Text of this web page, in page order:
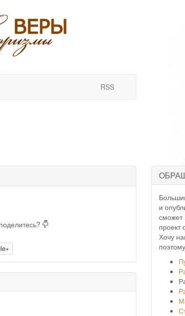
RSS
и
сможет
проект
Хочу